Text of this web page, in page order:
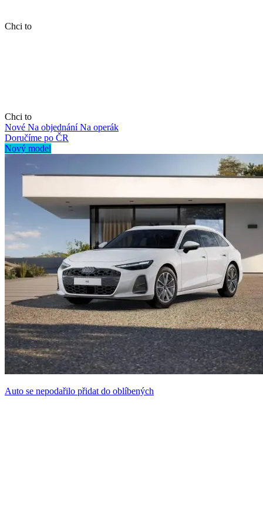
Chci to
Chci to
Nové Na objednáníNa operák
Doručíme po ČR
Nový model
Auto se nepodařilo přidat do oblíbených